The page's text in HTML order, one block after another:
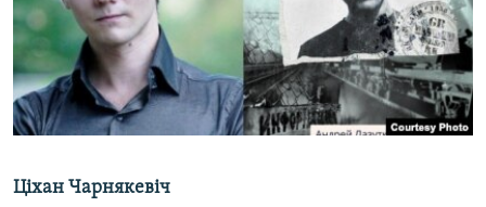
КУЛЬТУРА
КАЛЯНДАР
МОВА
НА ХВАЛЯХ СВАБОДЫ
Ціхан Чарнякевіч